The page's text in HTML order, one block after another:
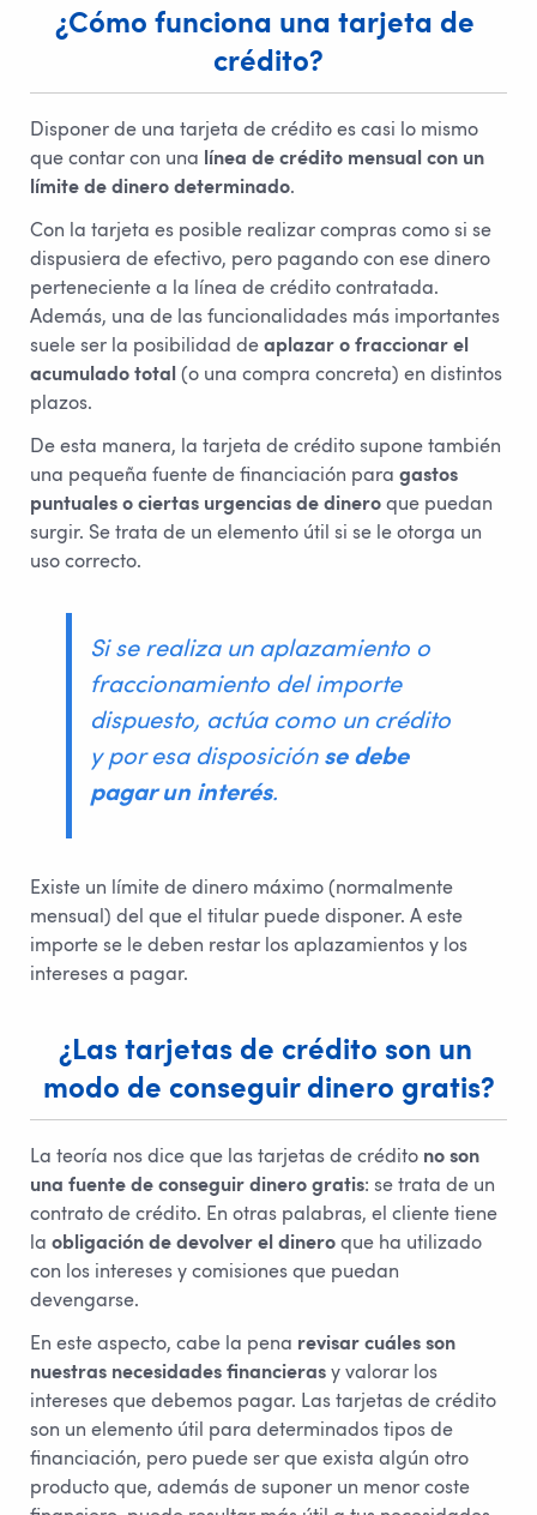
¿Cómo funciona una tarjeta de
crédito?
Disponer de una tarjeta de crédito es casi lo mismo
que contar con una
línea de crédito mensual con un
límite de dinero determinado.
Con la tarjeta es posible realizar compras como si se
dispusiera de efectivo, pero pagando con ese dinero
perteneciente a la línea de crédito contratada.
Además, una de las funcionalidades más importantes
suele ser la posibilidad de aplazar o fraccionar el
acumulado total (o una compra concreta) en distintos
plazos.
De esta manera, la tarjeta de crédito supone también
una pequeña fuente de financiación para gastos
puntuales o ciertas urgencias de dinero que puedan
surgir. Se trata de un elemento útil si se le otorga un
uso correcto.
Si se realiza un aplazamiento o
fraccionamiento del importe
dispuesto, actúa como un crédito
y por esa disposición se debe
pagar un interés.
Existe un límite de dinero máximo (normalmente
mensual) del que el titular puede disponer. A este
importe se le deben restar los aplazamientos y los
intereses a pagar.
¿Las tarjetas de crédito son un
modo de conseguir dinero gratis?
La teoría nos dice que las tarjetas de crédito no son
una fuente de conseguir dinero gratis: se trata de un
contrato de crédito. En otras palabras, el cliente tiene
la obligación de devolver el dinero que ha utilizado
con los intereses y comisiones que puedan
devengarse.
En este aspecto, cabe la pena revisar cuáles son
nuestras necesidades financieras y valorar los
intereses que debemos pagar. Las tarjetas de crédito
son un elemento útil para determinados tipos de
financiación, pero puede ser que exista algún otro
producto que, además de suponer un menor coste